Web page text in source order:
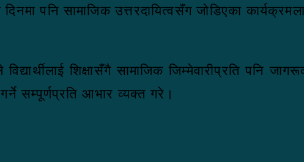
पनि सामाजिक उत्तरदायित्वसँग जोडिएका
शिक्षासँगै सामाजिक जिम्मेवारीप्रति पनि
सम्पूर्णप्रति आभार व्यक्त गरे।